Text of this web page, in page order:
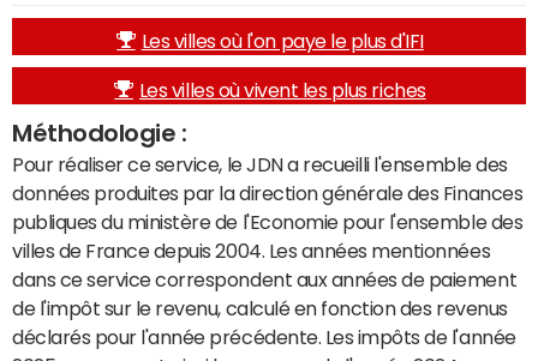
Les villes où l'on paye le plus d'IFI
Les villes où vivent les plus riches
Méthodologie :
Pour réaliser ce service, le JDN a recueilli l'ensemble des
données produites par la direction générale des Finances
publiques du ministère de l'Economie pour l'ensemble des
villes de France depuis 2004. Les années mentionnées
dans ce service correspondent aux années de paiement
de l'impôt sur le revenu, calculé en fonction des revenus
déclarés pour l'année précédente. Les impôts de l'année